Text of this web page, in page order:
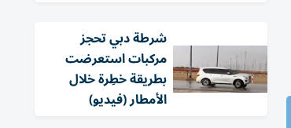
شرطة دبي تحجز
مركبات استعرضت
بطريقة خطِرة خلال
الأمطار (فيديو)